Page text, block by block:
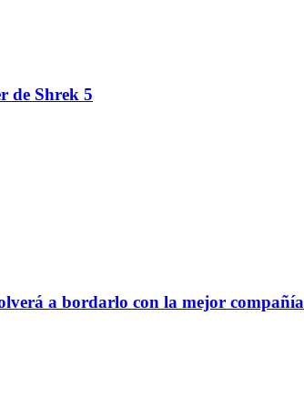
de Shrek 5
a bordarlo con la mejor compañía